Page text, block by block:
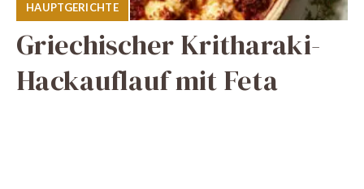
HAUPTGERICHTE
Griechischer Kritharaki-
Hackauflauf mit Feta